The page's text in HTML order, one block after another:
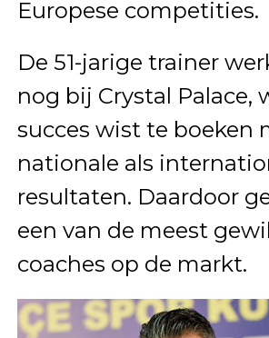
Europese competities.
De 51-jarige trainer
nog bij Crystal Palace,
succes wist te boeken
nationale als
resultaten. Daardoor
een van de meest
coaches op de markt.